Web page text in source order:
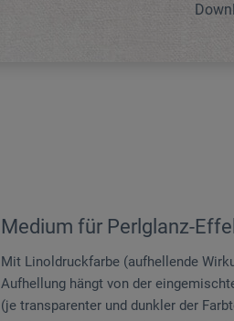
Medium für Perlglanz-
Mit Linoldruckfarbe (aufhellende
Aufhellung hängt von der
(je transparenter und dunkler der